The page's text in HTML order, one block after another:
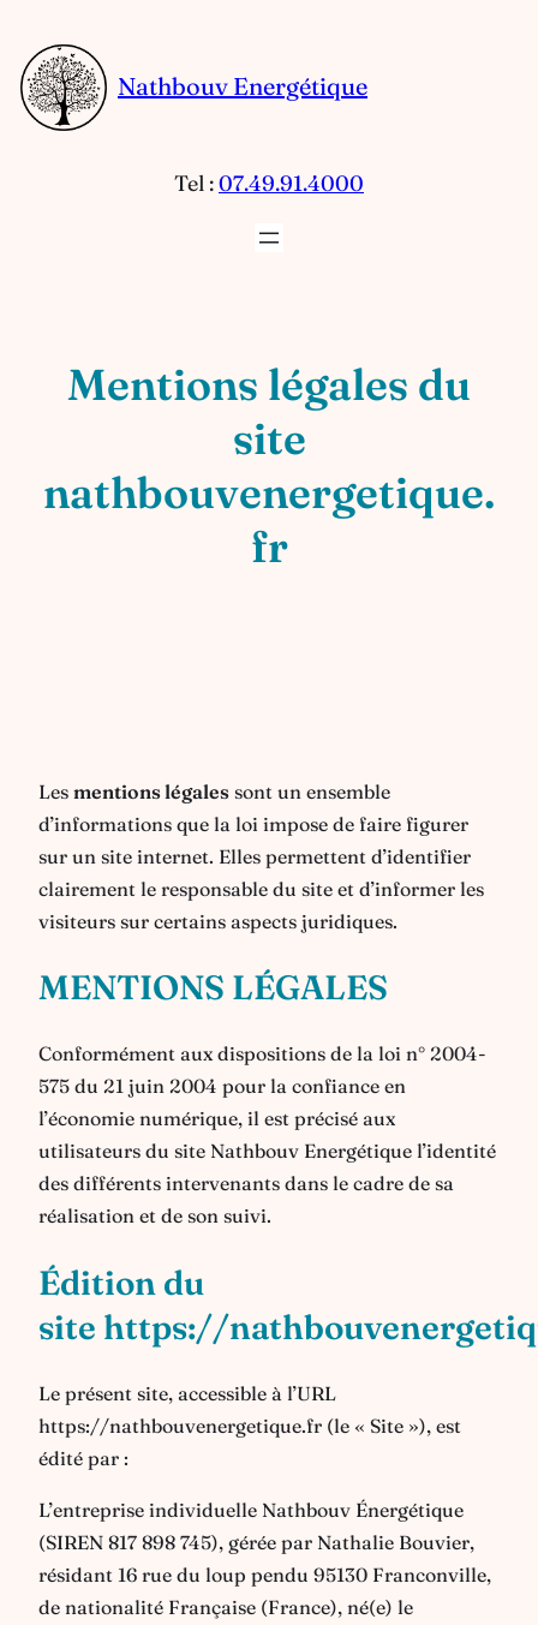
au
contenu
Nathbouv Energétique
Tel :07.49.91.4000
Mentions légales du
site
nathbouvenergetique.
fr
Les mentions légales sont un ensemble
d’informations que la loi impose de faire figurer
sur un site internet. Elles permettent d’identifier
clairement le responsable du site et d’informer les
visiteurs sur certains aspects juridiques.
MENTIONS LÉGALES
Conformément aux dispositions de la loi n° 2004-
575 du 21 juin 2004 pour la confiance en
l’économie numérique, il est précisé aux
utilisateurs du site Nathbouv Energétique l’identité
des différents intervenants dans le cadre de sa
réalisation et de son suivi.
Édition du
site https://
Le présent site, accessible à l’URL
https://nathbouvenergetique.fr (le « Site »), est
édité par :
L’entreprise individuelle Nathbouv Énergétique
(SIREN 817 898 745), gérée par Nathalie Bouvier,
résidant 16 rue du loup pendu 95130 Franconville,
de nationalité Française (France), né(e) le